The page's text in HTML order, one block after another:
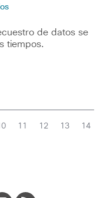
de datos se
tiempos.
11 12 13 14